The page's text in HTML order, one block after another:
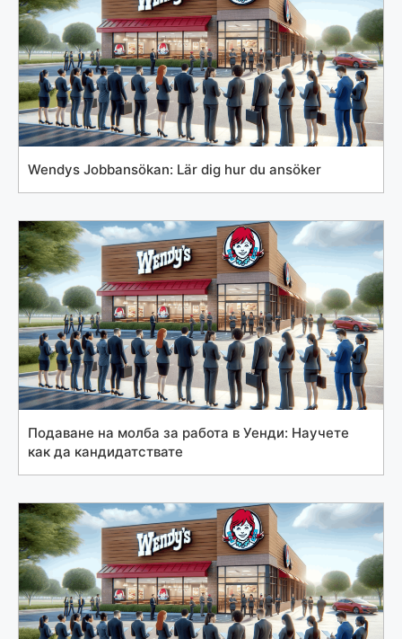
Wendys Jobbansökan: Lär dig hur du ansöker
Подаване на молба за работа в Уенди: Научете
как да кандидатствате